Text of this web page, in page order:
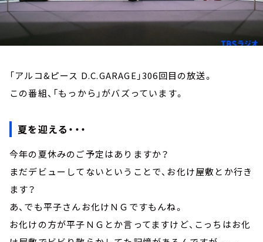
「アルコ&ピース D.C.GARAGE」306回目の放送。
この番組、「もっから」がバズっています。
夏を迎える・・・
今年の夏休みのご予定はありますか？
まだデビューしてないということで、お化け屋敷とか行き
ます？
あ、でも平子さんお化けＮＧですもんね。
お化けの方が平子ＮＧとか言ってますけど、こっちはお化